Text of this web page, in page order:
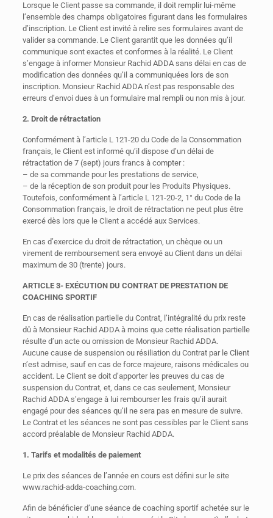
Lorsque le Client passe sa commande, il doit remplir lui-même
l’ensemble des champs obligatoires figurant dans les formulaires
d’inscription. Le Client est invité à relire ses formulaires avant de
valider sa commande. Le Client garantit que les données qu’il
communique sont exactes et conformes à la réalité. Le Client
s’engage à informer Monsieur Rachid ADDA sans délai en cas de
modification des données qu’il a communiquées lors de son
inscription. Monsieur Rachid ADDA n’est pas responsable des
erreurs d’envoi dues à un formulaire mal rempli ou non mis à jour.
2. Droit de rétractation
Conformément à l’article L 121-20 du Code de la Consommation
français, le Client est informé qu’il dispose d’un délai de
rétractation de 7 (sept) jours francs à compter :
– de sa commande pour les prestations de service,
– de la réception de son produit pour les Produits Physiques.
Toutefois, conformément à l’article L 121-20-2, 1° du Code de la
Consommation français, le droit de rétractation ne peut plus être
exercé dès lors que le Client a accédé aux Services.
En cas d’exercice du droit de rétractation, un chèque ou un
virement de remboursement sera envoyé au Client dans un délai
maximum de 30 (trente) jours.
ARTICLE 3- EXÉCUTION DU CONTRAT DE PRESTATION DE
COACHING SPORTIF
En cas de réalisation partielle du Contrat, l’intégralité du prix reste
dû à Monsieur Rachid ADDA à moins que cette réalisation partielle
résulte d’un acte ou omission de Monsieur Rachid ADDA.
Aucune cause de suspension ou résiliation du Contrat par le Client
n’est admise, sauf en cas de force majeure, raisons médicales ou
accident. Le Client se doit d’apporter les preuves du cas de
suspension du Contrat, et, dans ce cas seulement, Monsieur
Rachid ADDA s’engage à lui rembourser les frais qu’il aurait
engagé pour des séances qu’il ne sera pas en mesure de suivre.
Le Contrat et les séances ne sont pas cessibles par le Client sans
accord préalable de Monsieur Rachid ADDA.
1. Tarifs et modalités de paiement
Le prix des séances de l’année en cours est défini sur le site
www.rachid-adda-coaching.com.
Afin de bénéficier d’une séance de coaching sportif achetée sur le